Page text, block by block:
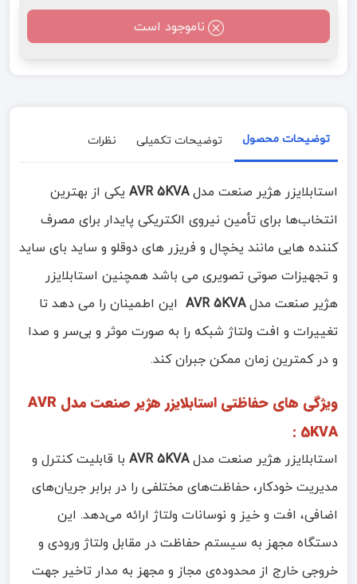
ناموجود است
توضیحات محصول توضیحات تکمیلی نظرات
استابلایزر هژیر صنعت مدلAVR 5KVA یکی از بهترین
انتخاب‌ها برای تأمین نیروی الکتریکی پایدار برای مصرف
کننده هایی مانند یخچال و فریزر های دوقلو و ساید بای ساید
و تجهیزات صوتی تصویری می باشد همچنین استابلایزر
هژیر صنعت مدلAVR 5KVA این اطمینان را می دهد تا
تغییرات و افت ولتاژ شبکه را به صورت موثر و بی‌سر و صدا
و در کمترین زمان ممکن جبران کند.
ویژگی های حفاظتی استابلایزر هژیر صنعت مدل AVR
5KVA :
استابلایزر هژیر صنعت مدلAVR 5KVA با قابلیت کنترل و
مدیریت خودکار، حفاظت‌های مختلفی را در برابر جریان‌های
اضافی، افت و خیز و نوسانات ولتاژ ارائه می‌دهد. این
دستگاه مجهز به سیستم حفاظت در مقابل ولتاژ ورودی و
خروجی خارج از محدوده‌ی مجاز و مجهز به مدار تاخیر جهت